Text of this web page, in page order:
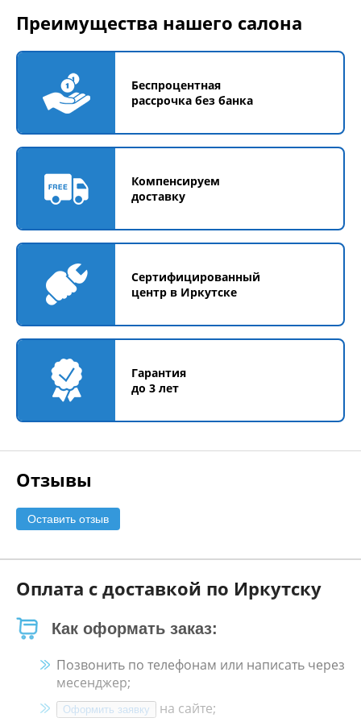
Преимущества нашего салона
Беспроцентная
рассрочка без банка
Компенсируем
доставку
Сертифицированный
центр в Иркутске
Гарантия
до 3 лет
Отзывы
Оставить отзыв
Оплата с доставкой по Иркутску
Как оформать заказ:
Позвонить по телефонам или написать через
месенджер;
Оформить заявку
на сайте;